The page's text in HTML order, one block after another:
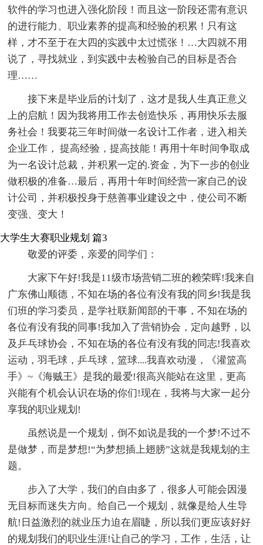
软件的学习也进入强化阶段！而且这一阶段还需有意识
的进行能力、职业素养的提高和经验的积累！只有这
样，才不至于在大四的实践中太过慌张！…大四就不用
说了，寻找就业，到实践中去检验自己的目标是否合
理……
接下来是毕业后的计划了，这才是我人生真正意义
上的启航！因为我将用工作去创造快乐，再用快乐去服
务社会！我要花三年时间做一名设计工作者，进入相关
企业工作， 提高经验，提高技能！再用十年时间争取成
为一名设计总裁，并积累一定的.资金，为下一步的创业
做积极的准备…最后，再用十年时间经营一家自己的设
计公司，并积极投身于慈善事业建设之中，使公司不断
变强、变大！
大学生大赛职业规划 篇3
敬爱的评委，亲爱的同学们：
大家下午好!我是11级市场营销二班的赖荣晖!我来自
广东佛山顺德，不知在场的各位有没有我的同乡!我是我
们班的学习委员，是学社联新闻部的干事，不知在场的
各位有没有我的同事!我加入了营销协会，定向越野，以
及乒乓球协会，不知在场的各位有没有我的同志!我喜欢
运动，羽毛球，乒乓球，篮球....我喜欢动漫，《灌篮高
手》~《海贼王》是我的最爱!很高兴能站在这里，更高
兴能有个机会认识在场的你们!现在，我将与大家一起分
享我的职业规划!
虽然说是一个规划，倒不如说是我的一个梦!不过不
是做梦，而是梦想!“为梦想插上翅膀”这就是我规划的主
题。
步入了大学，我们的自由多了，很多人可能会因漫
无目标而迷失方向。给自己一个规划，就像是给人生导
航!日益激烈的就业压力迫在眉睫，所以我们更应该好好
的规划我们的职业生涯!让自己的学习，工作，生活，让